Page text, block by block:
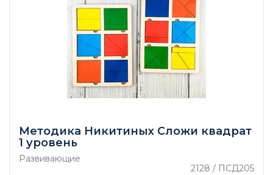
Методика Никитиных Сложи квадрат
1 уровень
Развивающие
2128 / ПСД205